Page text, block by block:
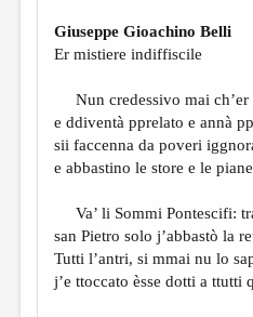
СТРАНИЦЫ ПАМЯТИ
ОБЪЯВЛЕНИЯ
РЕДКОЛЛЕГИЯ
МАЛАЯ ПРОЗА
ЭССЕИСТИКА
ЛИТЕРАТУРОВЕДЕНИЕ
Giuseppe Gioachino Belli
Er mistiere indiffiscile
Nun credessivo mai ch’er
e ddiventà pprelato e annà
sii faccenna da poveri
e abbastino le store e le
Va’ li Sommi Pontescifi:
san Pietro solo j’abbastò la
Tutti l’antri, si mmai nu lo
j’e ttoccato èsse dotti a ttutti